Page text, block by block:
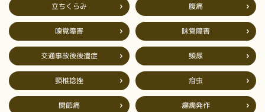
立ちくらみ 腹痛
嗅覚障害 味覚障害
交通事故後後遺症 頻尿
頸椎捻挫 疳虫
関節痛 癲癇発作